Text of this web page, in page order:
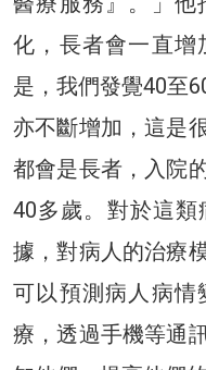
化，長者會一直增
是，我們發覺40至
亦不斷增加，這是
都會是長者，入院
40多歲。對於這
據，對病人的治療
可以預測病人病情
療，透過手機等通